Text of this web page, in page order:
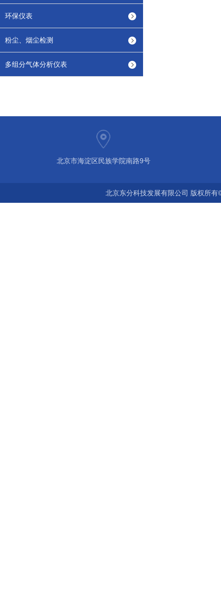
环保仪表
粉尘、烟尘检测
多组分气体分析仪表
北京市海淀区民族学院南路9号
北京东分科技发展有限公司 版权所